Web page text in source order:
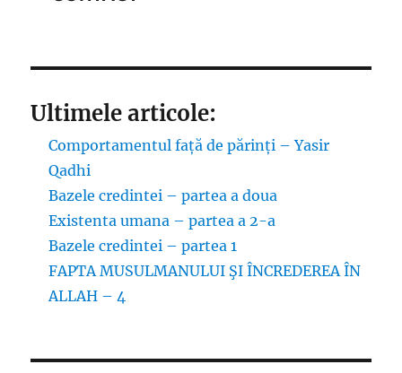
Ultimele articole:
Comportamentul față de părinți – Yasir
Qadhi
Bazele credintei – partea a doua
Existenta umana – partea a 2-a
Bazele credintei – partea 1
FAPTA MUSULMANULUI ŞI ÎNCREDEREA ÎN
ALLAH – 4